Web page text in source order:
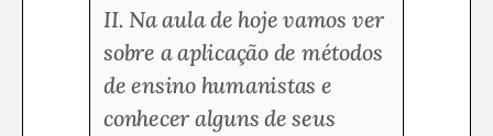
II. Na aula de hoje vamos ver
sobre aaplicação de métodos
de ensino humanistas e
conhecer alguns de seus